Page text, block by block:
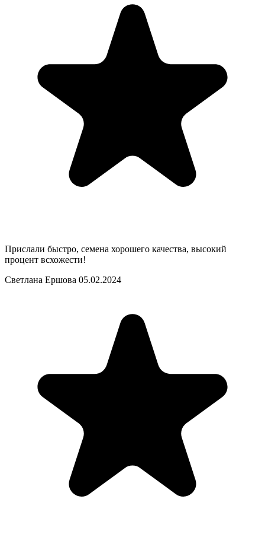
Прислали быстро, семена хорошего качества, высокий
процент всхожести!
Светлана Ершова 05.02.2024